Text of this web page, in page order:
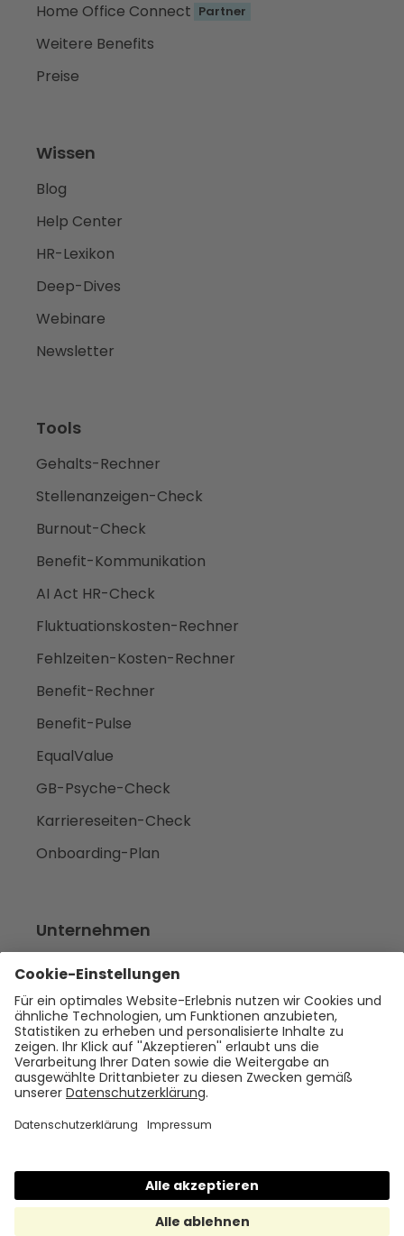
Home Office Connect Partner
Weitere Benefits
Preise
Wissen
Blog
Help Center
HR-Lexikon
Deep-Dives
Webinare
Newsletter
Tools
Gehalts-Rechner
Stellenanzeigen-Check
Burnout-Check
Benefit-Kommunikation
AI Act HR-Check
Fluktuationskosten-Rechner
Fehlzeiten-Kosten-Rechner
Benefit-Rechner
Benefit-Pulse
EqualValue
GB-Psyche-Check
Karriereseiten-Check
Onboarding-Plan
Unternehmen
Empfehlen
Über uns
Presse
Karriere
Datenschutz
Cookie Policy